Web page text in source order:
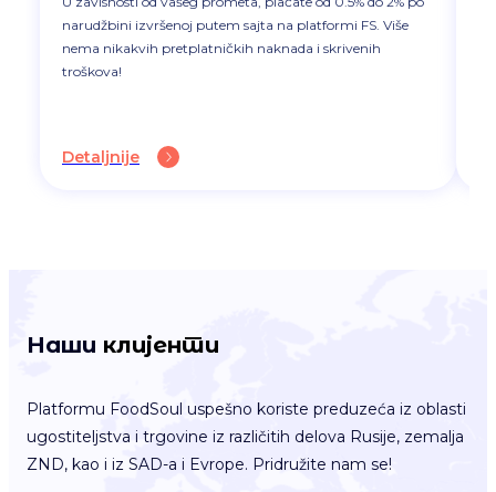
narudžbini izvršenoj putem sajta na platformi FS. Više
nema nikakvih pretplatničkih naknada i skrivenih
troškova!
Detaljnije
Наши клијенти
Platformu FoodSoul uspešno koriste preduzeća iz oblasti
ugostiteljstva i trgovine iz različitih delova Rusije, zemalja
ZND, kao i iz SAD-a i Evrope. Pridružite nam se!